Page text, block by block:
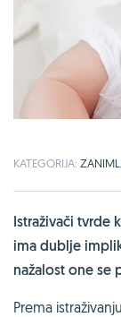
KATEGORIJA:
Istraživači tvrde
ima dublje
nažalost one se
Prema